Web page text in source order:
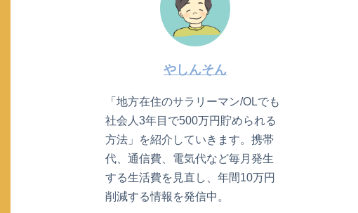
やしんそん
「地方在住のサラリーマン/OLでも
社会人3年目で500万円貯められる
方法」を紹介していきます。携帯
代、通信費、電気代など毎月発生
する生活費を見直し、年間10万円
削減する情報を発信中。